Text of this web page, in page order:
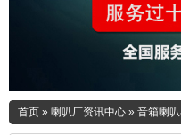
首页 » 喇叭厂资讯中心 » 音箱喇